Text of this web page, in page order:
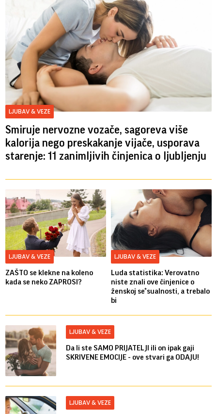
LJUBAV & VEZE
Smiruje nervozne vozače, sagoreva više
kalorija nego preskakanje vijače, usporava
starenje: 11 zanimljivih činjenica o ljubljenju
LJUBAV & VEZE
ZAŠTO se klekne na koleno
kada se neko ZAPROSI?
LJUBAV & VEZE
Luda statistika: Verovatno
niste znali ove činjenice o
ženskoj se*sualnosti, a trebalo
bi
LJUBAV & VEZE
Da li ste SAMO PRIJATELJI ili on ipak gaji
SKRIVENE EMOCIJE - ove stvari ga ODAJU!
LJUBAV & VEZE